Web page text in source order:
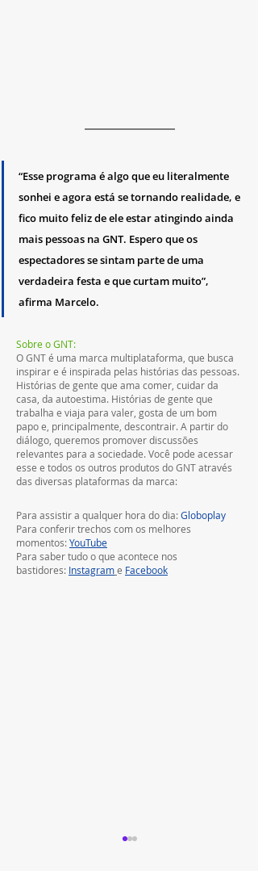
“Esse programa é algo que eu literalmente
sonhei e agora está se tornando realidade, e
fico muito feliz de ele estar atingindo ainda
mais pessoas na GNT. Espero que os
espectadores se sintam parte de uma
verdadeira festa e que curtam muito”,
afirma Marcelo.
Sobre o GNT:
O GNT é uma marca multiplataforma, que busca
inspirar e é inspirada pelas histórias das pessoas.
Histórias de gente que ama comer, cuidar da
casa, da autoestima. Histórias de gente que
trabalha e viaja para valer, gosta de um bom
papo e, principalmente, descontrair. A partir do
diálogo, queremos promover discussões
relevantes para a sociedade. Você pode acessar
esse e todos os outros produtos do GNT através
das diversas plataformas da marca:
Para assistir a qualquer hora do dia: Globoplay
Para conferir trechos com os melhores
momentos:YouTube
Para saber tudo o que acontece nos
bastidores: Instagrame Facebook